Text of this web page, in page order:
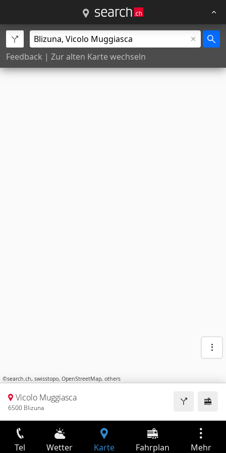
Feedback | Zur alten Karte wechseln
©search.ch, swisstopo, OpenStreetMap, others
Vicolo Muggiasca
6500 Blizuna
Tel Wetter Karte Fahrplan Mehr